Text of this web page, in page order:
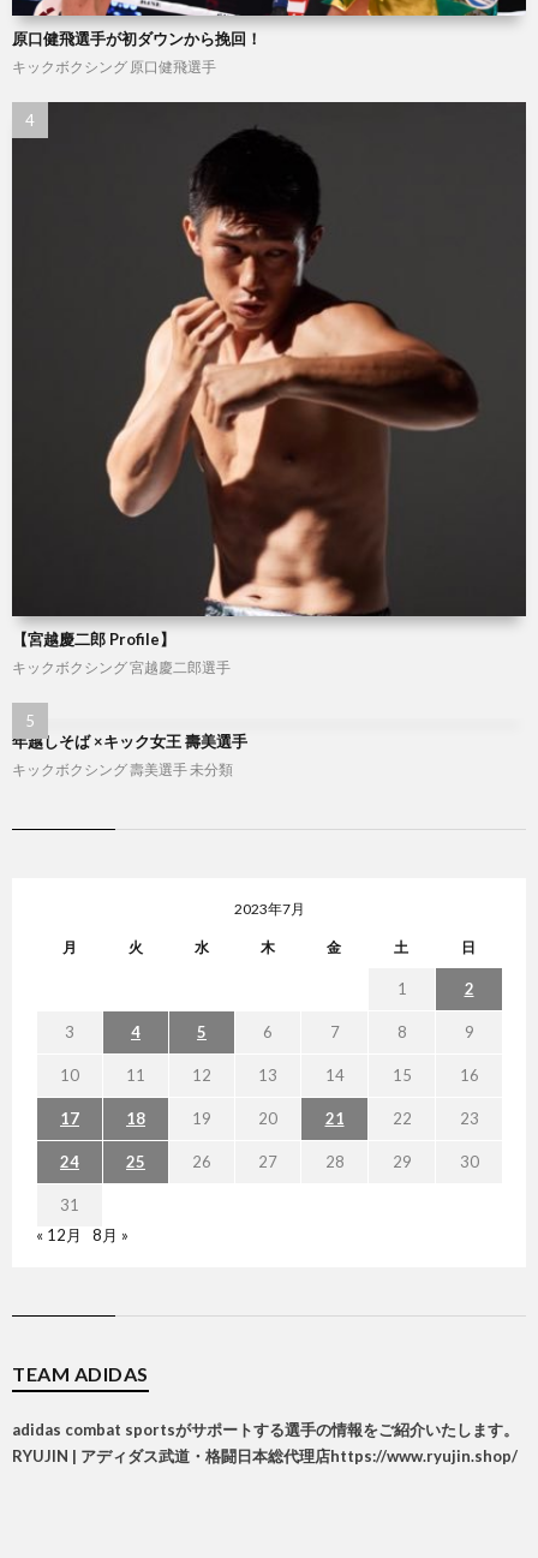
原口健飛選手が初ダウンから挽回！
キックボクシング 原口健飛選手
【宮越慶二郎 Profile】
キックボクシング宮越慶二郎選手
年越しそば ×キック女王 壽美選手
キックボクシング壽美選手未分類
2023年7月
月 火 水 木 金 土 日
1 2
3 4 5 6 7 8 9
10 11 12 13 14 15 16
17 18 19 20 21 22 23
24 25 26 27 28 29 30
31
« 12月
8月 »
TEAM ADIDAS
adidas combat sportsがサポートする選手の情報をご紹介いたします。
RYUJIN | アディダス武道・格闘日本総代理店https://www.ryujin.shop/